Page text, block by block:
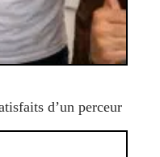
d’un perceur